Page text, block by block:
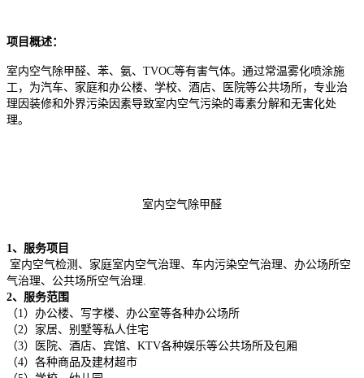
项目概述：
室内空气除甲醛、苯、氨、TVOC等有害气体。通过常温雾化喷涂施
工，为汽车、家庭和办公楼、学校、酒店、医院等公共场所，专业治
理因装修和外界污染因素导致室内空气污染的毒素分解和无害化处
理。
室内空气除甲醛
1、服务项目
室内空气检测、家庭室内空气治理、车内污染空气治理、办公场所空
气治理、公共场所空气治理.
2、服务范围
（1）办公楼、写字楼、办公室等各种办公场所
（2）家居、别墅等私人住宅
（3）医院、酒店、宾馆、KTV各种娱乐等公共场所及包厢
（4）各种商品及建材超市